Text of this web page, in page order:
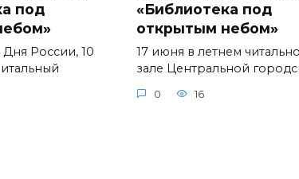
под
России, 10
«Библиотека под
открытым небом»
17 июня в летнем
зале Центральной
0 16